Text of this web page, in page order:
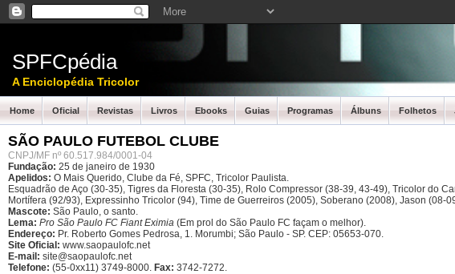
SPFCpédia
A Enciclopédia Tricolor
Home Oficial Revistas Livros Ebooks Guias Programas Álbuns Folhetos
SÃO PAULO FUTEBOL CLUBE
CNPJ/MF nº 60.517.984/0001-04
Fundação: 25 de janeiro de 1930
Apelidos: O Mais Querido, Clube da Fé, SPFC, Tricolor Paulista.
Esquadrão de Aço (30-35), Tigres da Floresta (30-35), Rolo Compressor (38-39, 43-49), Tricolor do
Mortífera (92/93), Expressinho Tricolor (94), Time de Guerreiros (2005), Soberano (2008), Jason
Mascote: São Paulo, o santo.
Lema: Pro São Paulo FC Fiant Eximia (Em prol do São Paulo FC façam o melhor).
Endereço: Pr. Roberto Gomes Pedrosa, 1. Morumbi; São Paulo - SP. CEP: 05653-070.
Site Oficial: www.saopaulofc.net
E-mail: site@saopaulofc.net
Telefone: (55-0xx11) 3749-8000. Fax: 3742-7272.